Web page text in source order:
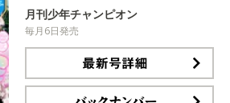
月刊少年チャンピオン
毎月6日発売
最新号詳細